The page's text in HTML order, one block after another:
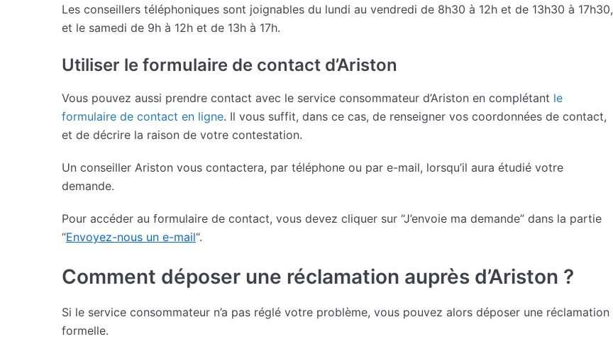
Les conseillers téléphoniques sont joignables du lundi au vendredi de 8h30 à 12h et de 13h30 à 17h30,
et le samedi de 9h à 12h et de 13h à 17h.
Utiliser le formulaire de contact d’Ariston
Vous pouvez aussi prendre contact avec le service consommateur d’Ariston en complétant le
formulaire de contact en ligne. Il vous suffit, dans ce cas, de renseigner vos coordonnées de contact,
et de décrire la raison de votre contestation.
Un conseiller Ariston vous contactera, par téléphone ou par e-mail, lorsqu’il aura étudié votre
demande.
Pour accéder au formulaire de contact, vous devez cliquer sur “J’envoie ma demande” dans la partie
“Envoyez-nous un e-mail“.
Comment déposer une réclamation auprès d’Ariston ?
Si le service consommateur n’a pas réglé votre problème, vous pouvez alors déposer une réclamation
formelle.